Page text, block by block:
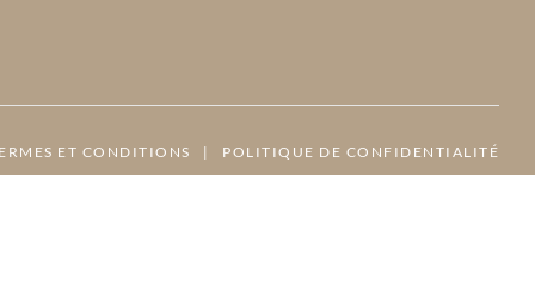
ET CONDITIONS | POLITIQUE DE CONFIDENTIALITÉ